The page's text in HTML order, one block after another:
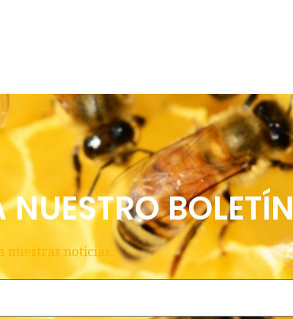
BOLETÍN
nuestras noticias.